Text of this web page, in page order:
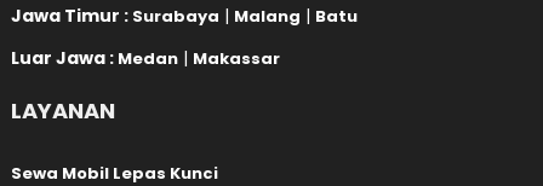
Jawa Timur : Surabaya | Malang | Batu
Luar Jawa : Medan | Makassar
LAYANAN
Sewa Mobil Lepas Kunci